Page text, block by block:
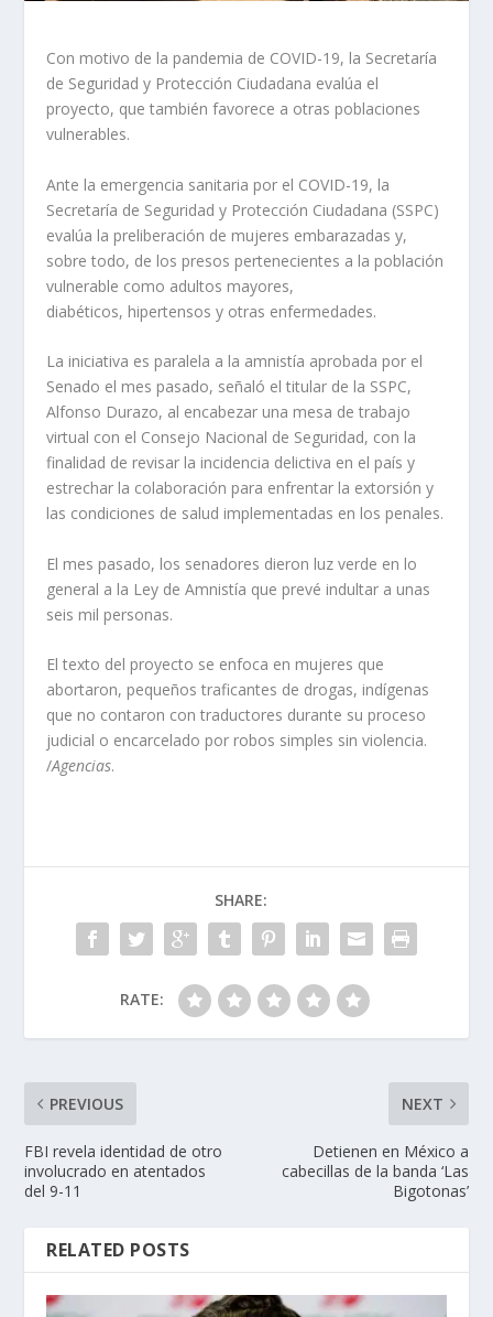
Con motivo de la pandemia de COVID-19, la Secretaría
de Seguridad y Protección Ciudadana evalúa el
proyecto, que también favorece a otras poblaciones
vulnerables.
Ante la emergencia sanitaria por el COVID-19, la
Secretaría de Seguridad y Protección Ciudadana (SSPC)
evalúa la preliberación de mujeres embarazadas y,
sobre todo, de los presos pertenecientes a la población
vulnerable como adultos mayores,
diabéticos, hipertensos y otras enfermedades.
La iniciativa es paralela a la amnistía aprobada por el
Senado el mes pasado, señaló el titular de la SSPC,
Alfonso Durazo, al encabezar una mesa de trabajo
virtual con el Consejo Nacional de Seguridad, con la
finalidad de revisar la incidencia delictiva en el país y
estrechar la colaboración para enfrentar la extorsión y
las condiciones de salud implementadas en los penales.
El mes pasado, los senadores dieron luz verde en lo
general a la Ley de Amnistía que prevé indultar a unas
seis mil personas.
El texto del proyecto se enfoca en mujeres que
abortaron, pequeños traficantes de drogas, indígenas
que no contaron con traductores durante su proceso
judicial o encarcelado por robos simples sin violencia.
/Agencias.
SHARE:
RATE:
PREVIOUS
FBI revela identidad de otro
involucrado en atentados
del 9-11
NEXT
Detienen en México a
cabecillas de la banda ‘Las
Bigotonas’
RELATED POSTS